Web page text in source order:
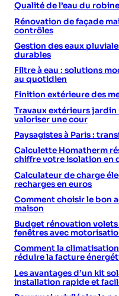
Qualité de l’eau du
Rénovation de façade
contrôles
Gestion des eaux
durables
Filtre à eau : solutions
au quotidien
Finition extérieure des
Travaux extérieurs
valoriser une cour
Paysagistes à Paris :
Calculette Homatherm
chiffre votre isolation en
Calculateur de charge
recharges en euros
Comment choisir le bon
maison
Budget rénovation
fenêtres avec
Comment la
réduire la facture
Les avantages d’un kit
installation rapide et